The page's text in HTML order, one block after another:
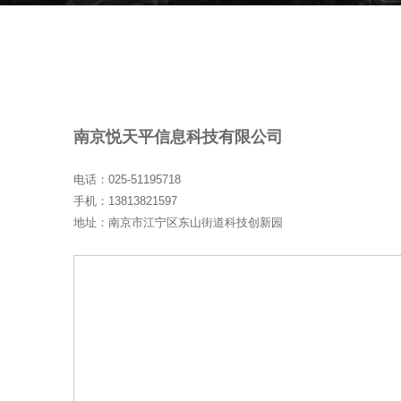
南京悦天平信息科技有限公司
电话：025-51195718
手机：13813821597
地址：南京市江宁区东山街道科技创新园